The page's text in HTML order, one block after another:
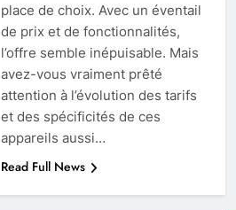
place de choix. Avec un éventail
de prix et de fonctionnalités,
l’offre semble inépuisable. Mais
avez-vous vraiment prêté
attention à l’évolution des tarifs
et des spécificités de ces
appareils aussi…
Read Full News